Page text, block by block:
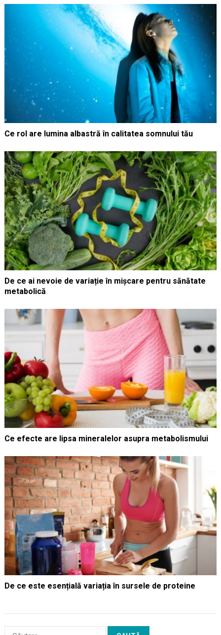
Ce rol are lumina albastră în calitatea somnului tău
De ce ai nevoie de variație în mișcare pentru sănătate
metabolică
Ce efecte are lipsa mineralelor asupra metabolismului
De ce este esențială variația în sursele de proteine